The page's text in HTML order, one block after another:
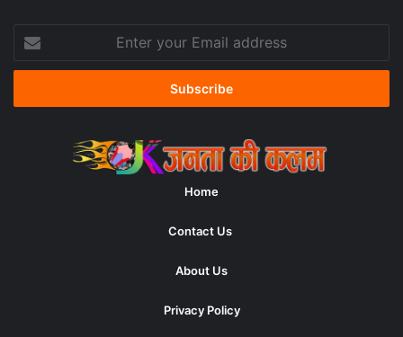
your
Email
Home
Contact Us
About Us
Privacy Policy